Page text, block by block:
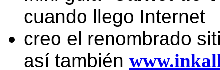
cuando llego Internet
creo el renombrado
así también